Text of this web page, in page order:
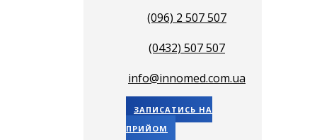
(096) 2 507 507
(0432) 507 507
info@innomed.com.ua
ЗАПИСАТИСЬ НА
ПРИЙОМ